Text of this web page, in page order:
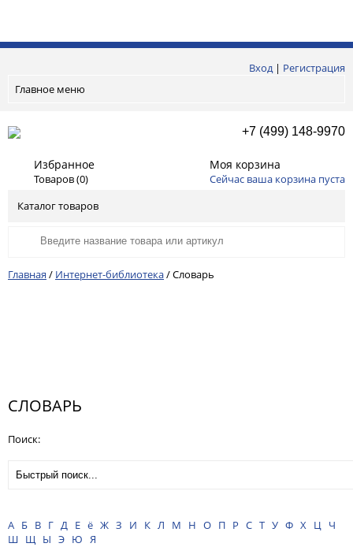
Вход| Регистрация
Главное меню
+7 (499) 148-9970
Избранное
Товаров (0)
Моя корзина
Сейчас ваша корзина пуста
Каталог товаров
Главная / Интернет-библиотека/Словарь
СЛОВАРЬ
Поиск:
А Б В Г Д Е ё Ж З И К Л М Н О П Р С Т У Ф Х Ц
Ч
Ш Щ Ы Э Ю Я